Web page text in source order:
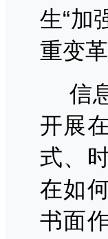
生“加
重变
信
开展
式、
在如
书面